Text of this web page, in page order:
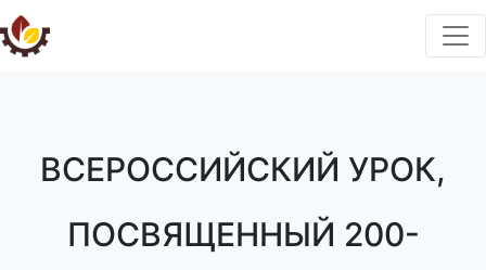
ВСЕРОССИЙСКИЙ УРОК,
ПОСВЯЩЕННЫЙ 200-